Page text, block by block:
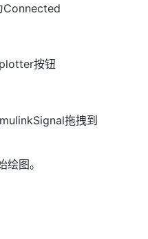
Connected
按钮
拖拽到
图。